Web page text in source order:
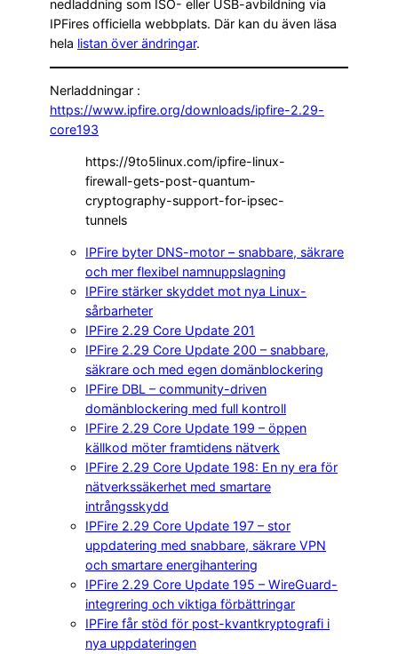
nedladdning som ISO- eller USB-avbildning via
IPFires officiella webbplats. Där kan du även läsa
hela listan över ändringar.
Nerladdningar :
https://www.ipfire.org/downloads/ipfire-2.29-
core193
https://9to5linux.com/ipfire-linux-
firewall-gets-post-quantum-
cryptography-support-for-ipsec-
tunnels
IPFire byter DNS-motor – snabbare, säkrare
och mer flexibel namnuppslagning
IPFire stärker skyddet mot nya Linux-
sårbarheter
IPFire 2.29 Core Update 201
IPFire 2.29 Core Update 200 – snabbare,
säkrare och med egen domänblockering
IPFire DBL – community-driven
domänblockering med full kontroll
IPFire 2.29 Core Update 199 – öppen
källkod möter framtidens nätverk
IPFire 2.29 Core Update 198: En ny era för
nätverkssäkerhet med smartare
intrångsskydd
IPFire 2.29 Core Update 197 – stor
uppdatering med snabbare, säkrare VPN
och smartare energihantering
IPFire 2.29 Core Update 195 – WireGuard-
integrering och viktiga förbättringar
IPFire får stöd för post-kvantkryptografi i
nya uppdateringen